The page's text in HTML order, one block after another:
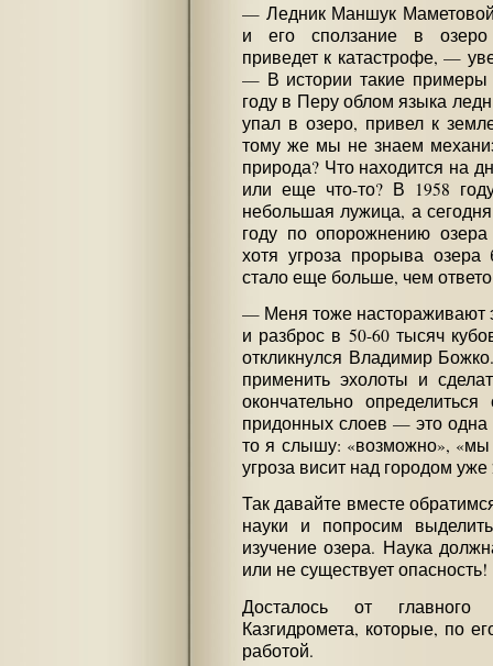
— Ледник Маншук
и его сползание в озеро
приведет к катастрофе, —
— В истории такие примеры
году в Перу облом языка
упал в озеро, привел к
тому же мы не знаем
природа? Что находится на
или еще что-то? В 1958
небольшая лужица, а
году по опорожнению
хотя угроза прорыва
стало еще больше, чем
— Меня тоже настораживают
и разброс в 50-60 тысяч
откликнулся Владимир
применить эхолоты и
окончательно
придонных слоев — это
то я слышу: «возможно», «мы
угроза висит над городом уже
Так давайте вместе
науки и попросим
изучение озера. Наука
или не существует опасность!
Досталось от главного
Казгидромета, которые, по
работой.